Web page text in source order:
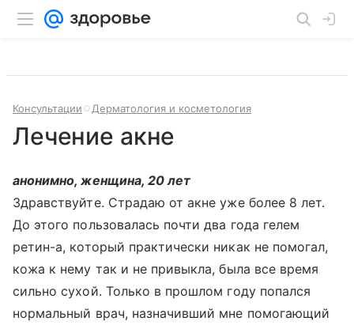
Консультации Дерматология и косметология
Лечение акне
анонимно, женщина, 20 лет
Здравствуйте. Страдаю от акне уже более 8 лет.
До этого пользовалась почти два года гелем
ретин-а, который практически никак не помогал,
кожа к нему так и не привыкла, была все время
сильно сухой. Только в прошлом году попался
нормальный врач, назначивший мне помогающий